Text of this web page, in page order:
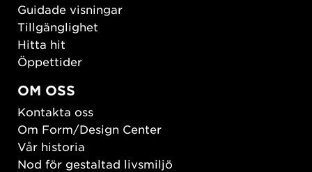
Guidade visningar
Tillgänglighet
Hitta hit
Öppettider
OM OSS
Kontakta oss
Om Form/Design Center
Vår historia
Nod för gestaltad livsmiljö